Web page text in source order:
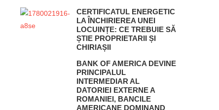
CERTIFICATUL ENERGETIC
LA ÎNCHIRIEREA UNEI
LOCUINȚE: CE TREBUIE SĂ
ȘTIE PROPRIETARII ȘI
CHIRIAȘII
BANK OF AMERICA DEVINE
PRINCIPALUL
INTERMEDIAR AL
DATORIEI EXTERNE A
ROMANIEI, BANCILE
AMERICANE DOMINAND